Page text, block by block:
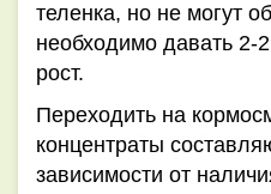
теленка, но не могут
необходимо давать 2-
рост.
Переходить на
концентраты
зависимости от